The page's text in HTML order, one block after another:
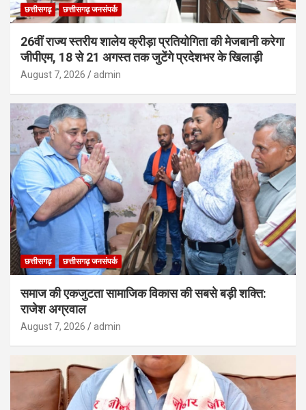
छत्तीसगढ़ छत्तीसगढ़ जनसंपर्क
26वीं राज्य स्तरीय शालेय क्रीड़ा प्रतियोगिता की मेजबानी करेगा
जीपीएम, 18 से 21 अगस्त तक जुटेंगे प्रदेशभर के खिलाड़ी
August 7, 2026 admin
छत्तीसगढ़ छत्तीसगढ़ जनसंपर्क
समाज की एकजुटता सामाजिक विकास की सबसे बड़ी शक्ति:
राजेश अग्रवाल
August 7, 2026 admin